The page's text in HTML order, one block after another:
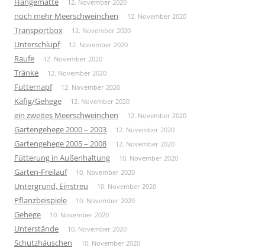
12. November 2020
noch mehr Meerschweinchen 12. November 2020
Transportbox 12. November 2020
Unterschlupf 12. November 2020
Raufe 12. November 2020
Tränke 12. November 2020
Futternapf 12. November 2020
Käfig/Gehege 12. November 2020
ein zweites Meerschweinchen 12. November 2020
Gartengehege 2000 – 2003 12. November 2020
Gartengehege 2005 – 2008 12. November 2020
Fütterung in Außenhaltung 10. November 2020
Garten-Freilauf 10. November 2020
Untergrund, Einstreu 10. November 2020
Pflanzbeispiele 10. November 2020
Gehege 10. November 2020
Unterstände 10. November 2020
Schutzhäuschen 10. November 2020